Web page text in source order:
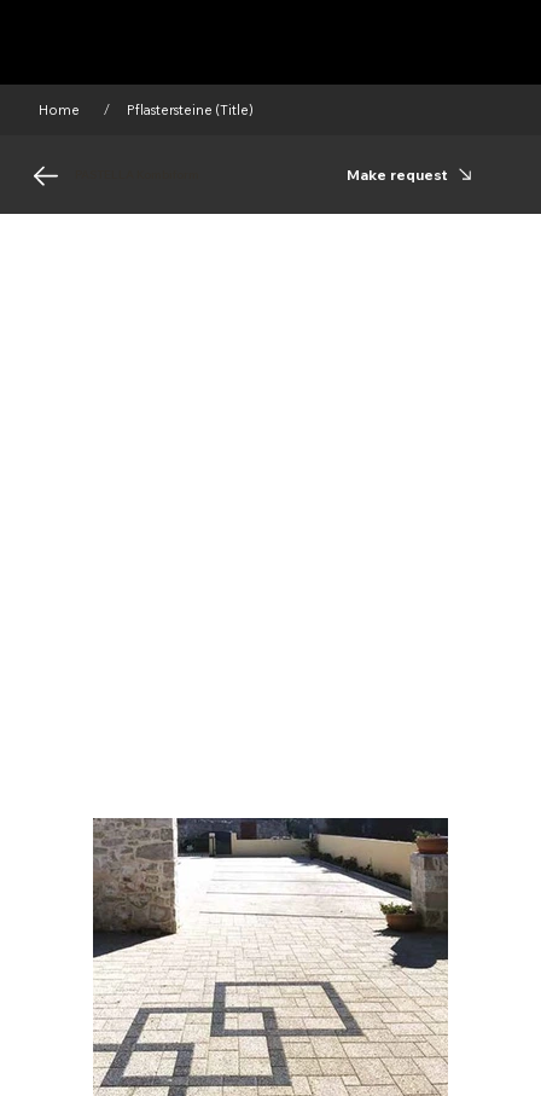
Home / Pflastersteine (Title)
Make request